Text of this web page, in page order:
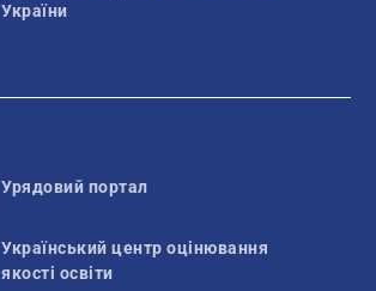
України
Урядовий портал
Український центр оцінювання
якості освіти